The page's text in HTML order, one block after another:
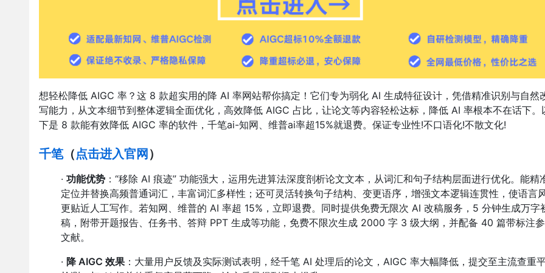
想轻松降低 AIGC 率？这 8 款超实用的降 AI 率网站帮你搞定！它们专为弱化 AI 生成特征设计，凭借精准识别与自然
写能力，从文本细节到整体逻辑全面优化，高效降低 AIGC 占比，让论文等内容轻松达标，降低 AI 率根本不在话下。
下是 8 款能有效降低 AIGC 率的软件，千笔ai-知网、维普ai率超15%就退费。保证专业性!不口语化!不散文化!
千笔（点击进入官网 ）
· 功能优势 ：“移除 AI 痕迹” 功能强大，运用先进算法深度剖析论文文本，从词汇和句子结构层面进行优化。能精
定位并替换高频普通词汇，丰富词汇多样性；还可灵活转换句子结构、变更语序，增强文本逻辑连贯性，使语言
更贴近人工写作。若知网、维普的 AI 率超 15%，立即退费。同时提供免费无限次 AI 改稿服务，5 分钟生成万字
稿，附带开题报告、任务书、答辩 PPT 生成等功能，免费不限次生成 2000 字 3 级大纲，并配备 40 篇带标注
文献。
· 降 AIGC 效果 ：大量用户反馈及实际测试表明，经千笔 AI 处理后的论文，AIGC 率大幅降低，提交至主流查重